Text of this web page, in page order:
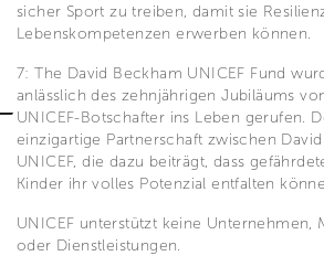
sicher Sport zu treiben, damit sie
Lebenskompetenzen erwerben können.
7: The David Beckham UNICEF Fund
anlässlich des zehnjährigen Jubiläums
UNICEF-Botschafter ins Leben gerufen.
einzigartige Partnerschaft zwischen
UNICEF, die dazu beiträgt, dass
Kinder ihr volles Potenzial entfalten
UNICEF unterstützt keine Unternehmen,
oder Dienstleistungen.